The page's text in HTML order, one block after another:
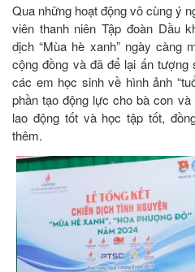
Qua những hoạt động vô cùng ý
viên thanh niên Tập đoàn Dầu
dịch “Mùa hè xanh” ngày càng
cộng đồng và đã để lại ấn
các em học sinh về hình ảnh
phần tạo động lực cho bà con
lao động tốt và học tập tốt,
thêm.